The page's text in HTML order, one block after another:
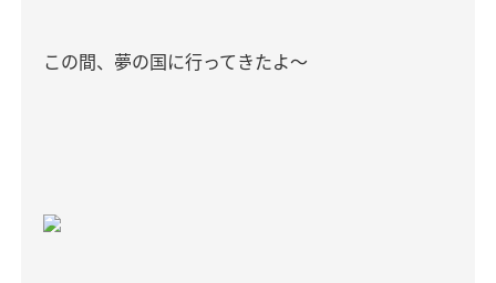
この間、夢の国に行ってきたよ〜